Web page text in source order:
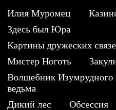
Илия Муромец
Здесь был Юра
Картины дружеских
Мистер Ноготь
Волшебник Изумрудного
ведьма
Дикий лес
Обсессия